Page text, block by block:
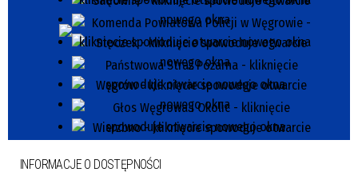
INFORMACJE O DOSTĘPNOŚCI